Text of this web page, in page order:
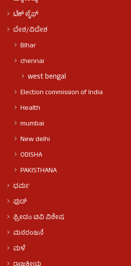
ಟೆಕ್ ಲೈಫ್
ದೇಶ/ವಿದೇಶ
BIhar
chennai
west bengal
Election commission of India
Health
mumbai
New delhi
ODISHA
PAKISTHANA
ಧರ್ಮ
ಫುಡ್​​
ಫ್ರೀಡಂ ಟಿವಿ ವಿಶೇಷ
ಮನರಂಜನೆ
ಮಳೆ